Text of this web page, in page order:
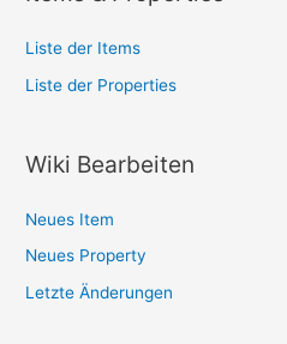
Liste der Items
Liste der Properties
Wiki Bearbeiten
Neues Item
Neues Property
Letzte Änderungen